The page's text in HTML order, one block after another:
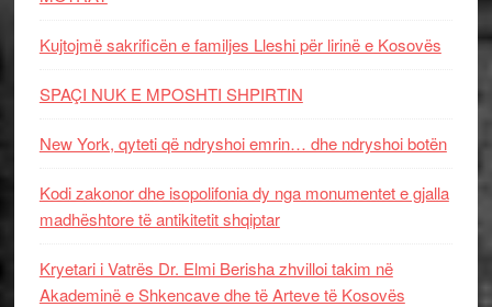
Kujtojmë sakrificën e familjes Lleshi për lirinë e Kosovës
SPAÇI NUK E MPOSHTI SHPIRTIN
New York, qyteti që ndryshoi emrin… dhe ndryshoi botën
Kodi zakonor dhe isopolifonia dy nga monumentet e gjalla
madhështore të antikitetit shqiptar
Kryetari i Vatrës Dr. Elmi Berisha zhvilloi takim në
Akademinë e Shkencave dhe të Arteve të Kosovës